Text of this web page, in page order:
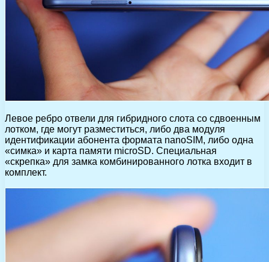
Левое ребро отвели для гибридного слота со сдвоенным
лотком, где могут разместиться, либо два модуля
идентификации абонента формата nanoSIM, либо одна
«симка» и карта памяти microSD. Специальная
«скрепка» для замка комбинированного лотка входит в
комплект.